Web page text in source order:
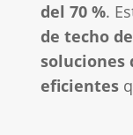
del 70 %.
de techo
soluciones
eficientes